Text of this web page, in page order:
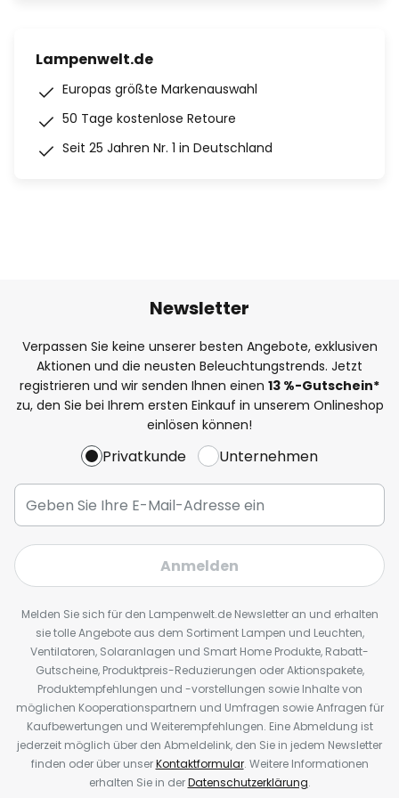
Lampenwelt.de
Europas größte Markenauswahl
50 Tage kostenlose Retoure
Seit 25 Jahren Nr. 1 in Deutschland
Newsletter
Verpassen Sie keine unserer besten Angebote, exklusiven
Aktionen und die neusten Beleuchtungstrends. Jetzt
registrieren und wir senden Ihnen einen 13 %-Gutschein*
zu, den Sie bei Ihrem ersten Einkauf in unserem Onlineshop
einlösen können!
Privatkunde Unternehmen
Anmelden
Melden Sie sich für den Lampenwelt.de Newsletter an und erhalten
sie tolle Angebote aus dem Sortiment Lampen und Leuchten,
Ventilatoren, Solaranlagen und Smart Home Produkte, Rabatt-
Gutscheine, Produktpreis-Reduzierungen oder Aktionspakete,
Produktempfehlungen und -vorstellungen sowie Inhalte von
möglichen Kooperationspartnern und Umfragen sowie Anfragen für
Kaufbewertungen und Weiterempfehlungen. Eine Abmeldung ist
jederzeit möglich über den Abmeldelink, den Sie in jedem Newsletter
finden oder über unserKontaktformular. Weitere Informationen
erhalten Sie in derDatenschutzerklärung.